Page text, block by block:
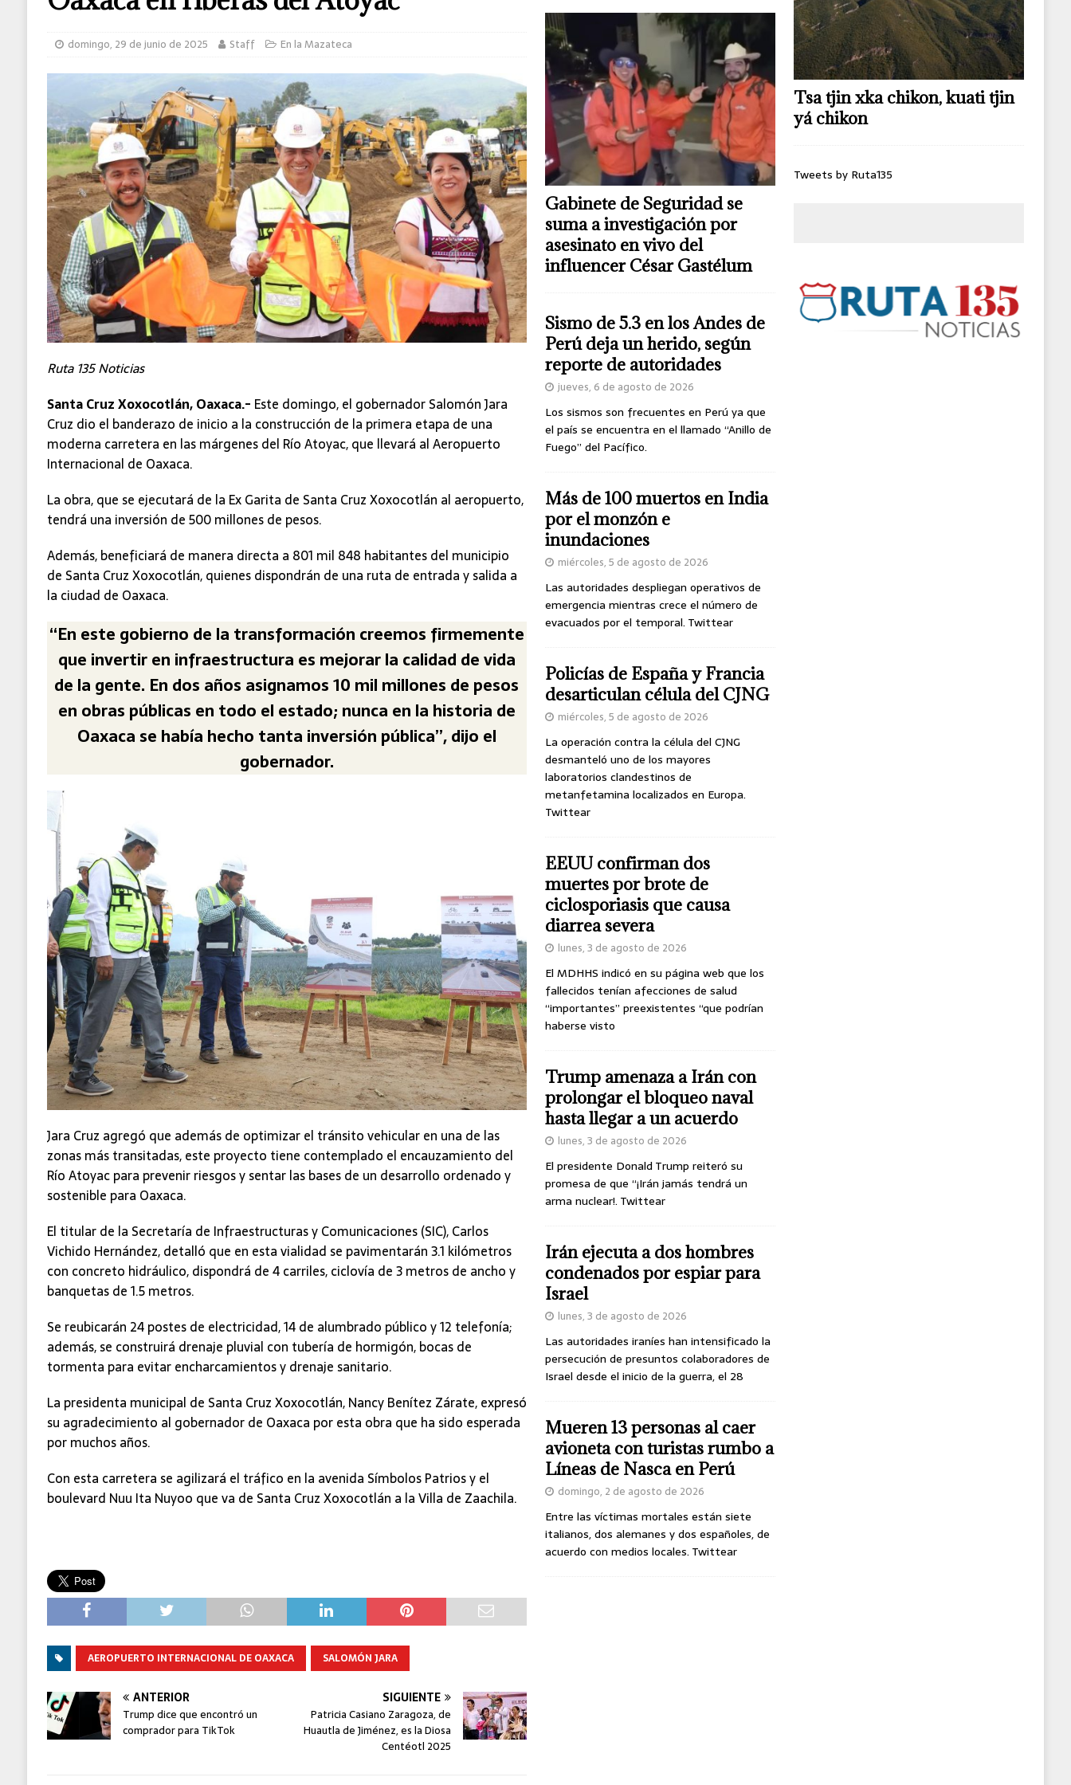
domingo, 29 de junio de 2025 Staff En la Mazateca
Ruta 135 Noticias
Santa Cruz Xoxocotlán, Oaxaca.- Este domingo, el gobernador Salomón Jara
Cruz dio el banderazo de inicio a la construcción de la primera etapa de una
moderna carretera en las márgenes del Río Atoyac, que llevará al Aeropuerto
Internacional de Oaxaca.
La obra, que se ejecutará de la Ex Garita de Santa Cruz Xoxocotlán al aeropuerto,
tendrá una inversión de 500 millones de pesos.
Además, beneficiará de manera directa a 801 mil 848 habitantes del municipio
de Santa Cruz Xoxocotlán, quienes dispondrán de una ruta de entrada y salida a
la ciudad de Oaxaca.
“En este gobierno de la transformación creemos firmemente
que invertir en infraestructura es mejorar la calidad de vida
de la gente. En dos años asignamos 10 mil millones de pesos
en obras públicas en todo el estado; nunca en la historia de
Oaxaca se había hecho tanta inversión pública”, dijo el
gobernador.
Jara Cruz agregó que además de optimizar el tránsito vehicular en una de las
zonas más transitadas, este proyecto tiene contemplado el encauzamiento del
Río Atoyac para prevenir riesgos y sentar las bases de un desarrollo ordenado y
sostenible para Oaxaca.
El titular de la Secretaría de Infraestructuras y Comunicaciones (SIC), Carlos
Vichido Hernández, detalló que en esta vialidad se pavimentarán 3.1 kilómetros
con concreto hidráulico, dispondrá de 4 carriles, ciclovía de 3 metros de ancho y
banquetas de 1.5 metros.
Se reubicarán 24 postes de electricidad, 14 de alumbrado público y 12 telefonía;
además, se construirá drenaje pluvial con tubería de hormigón, bocas de
tormenta para evitar encharcamientos y drenaje sanitario.
La presidenta municipal de Santa Cruz Xoxocotlán, Nancy Benítez Zárate, expresó
su agradecimiento al gobernador de Oaxaca por esta obra que ha sido esperada
por muchos años.
Con esta carretera se agilizará el tráfico en la avenida Símbolos Patrios y el
boulevard Nuu Ita Nuyoo que va de Santa Cruz Xoxocotlán a la Villa de Zaachila.
AEROPUERTO INTERNACIONAL DE OAXACA SALOMÓN JARA
ANTERIOR
Trump dice que encontró un
comprador para TikTok
SIGUIENTE
Patricia Casiano Zaragoza, de
Huautla de Jiménez, es la Diosa
Centéotl 2025
Gabinete de Seguridad se
suma a investigación por
asesinato en vivo del
influencer César Gastélum
Sismo de 5.3 en los Andes de
Perú deja un herido, según
reporte de autoridades
jueves, 6 de agosto de 2026
Los sismos son frecuentes en Perú ya que
el país se encuentra en el llamado “Anillo de
Fuego” del Pacífico.
Más de 100 muertos en India
por el monzón e
inundaciones
miércoles, 5 de agosto de 2026
Las autoridades despliegan operativos de
emergencia mientras crece el número de
evacuados por el temporal. Twittear
Policías de España y Francia
desarticulan célula del CJNG
miércoles, 5 de agosto de 2026
La operación contra la célula del CJNG
desmanteló uno de los mayores
laboratorios clandestinos de
metanfetamina localizados en Europa.
Twittear
EEUU confirman dos
muertes por brote de
ciclosporiasis que causa
diarrea severa
lunes, 3 de agosto de 2026
El MDHHS indicó en su página web que los
fallecidos tenían afecciones de salud
“importantes” preexistentes “que podrían
haberse visto
Trump amenaza a Irán con
prolongar el bloqueo naval
hasta llegar a un acuerdo
lunes, 3 de agosto de 2026
El presidente Donald Trump reiteró su
promesa de que “¡Irán jamás tendrá un
arma nuclear!. Twittear
Irán ejecuta a dos hombres
condenados por espiar para
Israel
lunes, 3 de agosto de 2026
Las autoridades iraníes han intensificado la
persecución de presuntos colaboradores de
Israel desde el inicio de la guerra, el 28
Mueren 13 personas al caer
avioneta con turistas rumbo a
Líneas de Nasca en Perú
domingo, 2 de agosto de 2026
Entre las víctimas mortales están siete
italianos, dos alemanes y dos españoles, de
acuerdo con medios locales. Twittear
Tsa tjin xka chikon, kuati tjin
yá chikon
Tweets by Ruta135